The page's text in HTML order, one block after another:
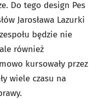
Do tego design Pes
Jarosława Lazurki
będzie nie
również
kursowały przez
wiele czasu na